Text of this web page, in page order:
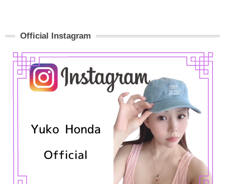
Official Instagram